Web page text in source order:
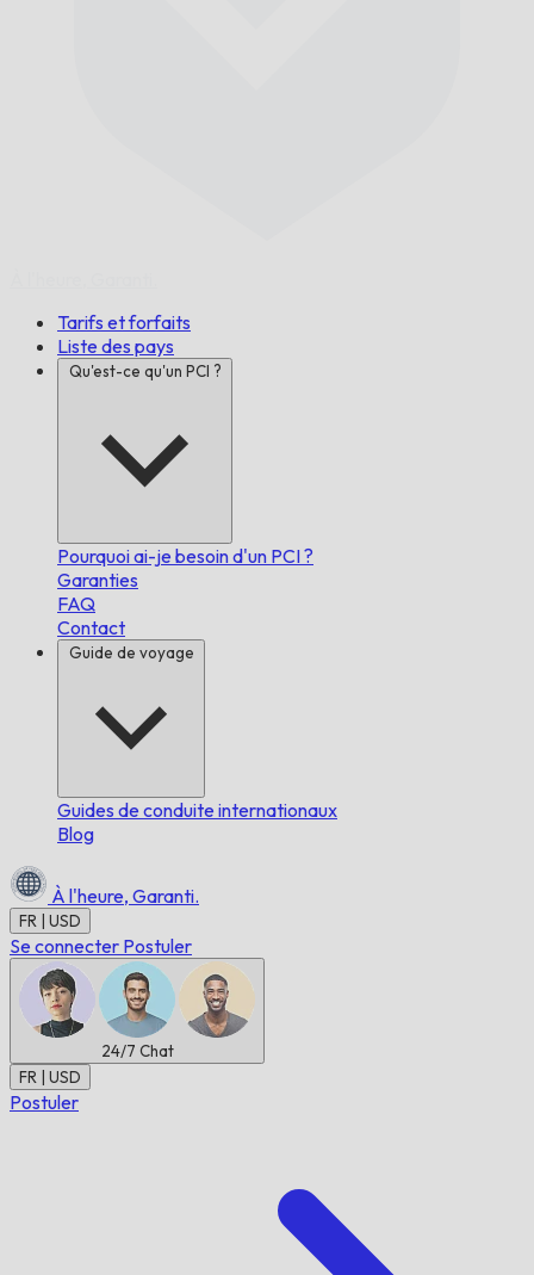
Tarifs et forfaits
Liste des pays
Qu'est-ce qu'un PCI ?
Pourquoi ai-je besoin d'un PCI ?
Garanties
FAQ
Contact
Guide de voyage
Guides de conduite internationaux
Blog
À l'heure, Garanti.
FR | USD
Se connecter Postuler
24/7 Chat
FR | USD
Postuler